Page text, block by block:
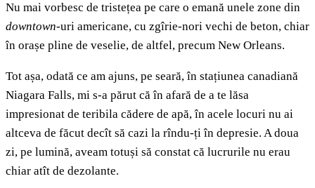
Nu mai vorbesc de tristețea pe care o emană unele zone din
downtown-uri americane, cu zgîrie-nori vechi de beton, chiar
în orașe pline de veselie, de altfel, precum New Orleans.
Tot așa, odată ce am ajuns, pe seară, în stațiunea canadiană
Niagara Falls, mi s-a părut că în afară de a te lăsa
impresionat de teribila cădere de apă, în acele locuri nu ai
altceva de făcut decît să cazi la rîndu-ți în depresie. A doua
zi, pe lumină, aveam totuși să constat că lucrurile nu erau
chiar atît de dezolante.